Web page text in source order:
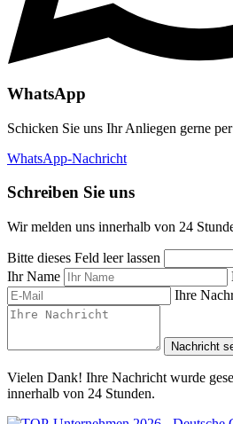
WhatsApp
Schicken Sie uns Ihr Anliegen gerne
WhatsApp-Nachricht
Schreiben Sie uns
Wir melden uns innerhalb von 24
Bitte dieses Feld leer lassen
Ihr Name
Ihre
Nachricht
Vielen Dank! Ihre Nachricht wurde
innerhalb von 24 Stunden.